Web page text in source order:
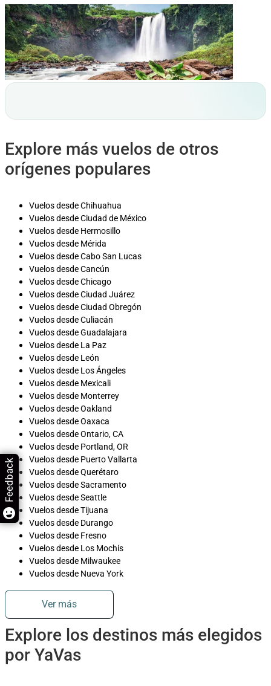
Explore más vuelos de otros
orígenes populares
Vuelos desde Chihuahua
Vuelos desde Ciudad de México
Vuelos desde Hermosillo
Vuelos desde Mérida
Vuelos desde Cabo San Lucas
Vuelos desde Cancún
Vuelos desde Chicago
Vuelos desde Ciudad Juárez
Vuelos desde Ciudad Obregón
Vuelos desde Culiacán
Vuelos desde Guadalajara
Vuelos desde La Paz
Vuelos desde León
Vuelos desde Los Ángeles
Vuelos desde Mexicali
Vuelos desde Monterrey
Vuelos desde Oakland
Vuelos desde Oaxaca
Vuelos desde Ontario, CA
Vuelos desde Portland, OR
Vuelos desde Puerto Vallarta
Vuelos desde Querétaro
Vuelos desde Sacramento
Vuelos desde Seattle
Vuelos desde Tijuana
Vuelos desde Durango
Vuelos desde Fresno
Vuelos desde Los Mochis
Vuelos desde Milwaukee
Vuelos desde Nueva York
Ver más
Explore los destinos más elegidos
por YaVas
Feedback